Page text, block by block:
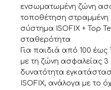
ενσωματωμένη ζώνη
τοποθέτηση
σύστημα ISOFIX + Top
σταθερότητα
Για παιδιά από 100 έως
με τη ζώνη ασφαλείας 3
δυνατότητα
ISOFIX, ανάλογα με το